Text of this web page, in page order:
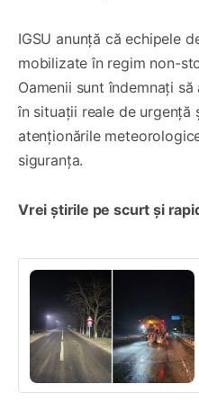
IGSU anunță că echipele
mobilizate în regim non-
Oamenii sunt îndemnați
în situații reale de urgență
atenționările
siguranța.
Vrei știrile pe scurt și